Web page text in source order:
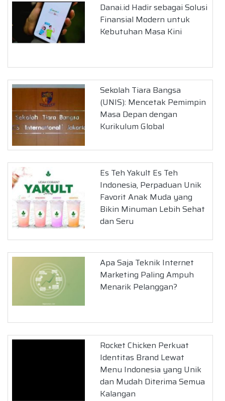
Danai.id Hadir sebagai Solusi
Finansial Modern untuk
Kebutuhan Masa Kini
Sekolah Tiara Bangsa
(UNIS): Mencetak Pemimpin
Masa Depan dengan
Kurikulum Global
Es Teh Yakult Es Teh
Indonesia, Perpaduan Unik
Favorit Anak Muda yang
Bikin Minuman Lebih Sehat
dan Seru
Apa Saja Teknik Internet
Marketing Paling Ampuh
Menarik Pelanggan?
Rocket Chicken Perkuat
Identitas Brand Lewat
Menu Indonesia yang Unik
dan Mudah Diterima Semua
Kalangan